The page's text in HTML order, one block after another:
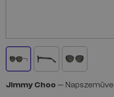
Jimmy Choo —